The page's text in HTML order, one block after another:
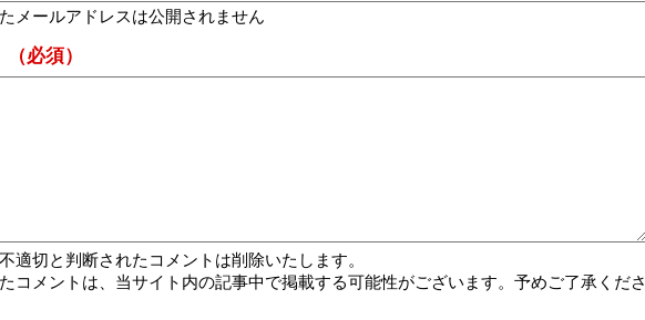
メールアドレスは公開されません
（必須）
適切と判断されたコメントは削除いたします。
コメントは、当サイト内の記事中で掲載する可能性がございます。予めご了承くださ